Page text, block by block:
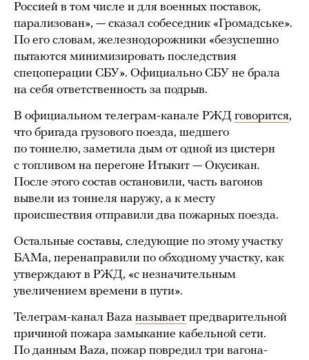
Россией в том числе и для военных поставок,
парализован», — сказал собеседник «Громадське».
По его словам, железнодорожники «безуспешно
пытаются минимизировать последствия
спецоперации СБУ». Официально СБУ не брала
на себя ответственность за подрыв.
В официальном телеграм-канале РЖД говорится,
что бригада грузового поезда, шедшего
по тоннелю, заметила дым от одной из цистерн
с топливом на перегоне Итыкит — Окусикан.
После этого состав остановили, часть вагонов
вывели из тоннеля наружу, а к месту
происшествия отправили два пожарных поезда.
Остальные составы, следующие по этому участку
БАМа, перенаправили по обходному участку, как
утверждают в РЖД, «с незначительным
увеличением времени в пути».
Телеграм-канал Baza называет предварительной
причиной пожара замыкание кабельной сети.
По данным Baza, пожар повредил три вагона-